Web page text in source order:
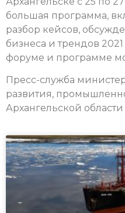
большая программа,
разбор кейсов,
бизнеса и трендов
форуме и программе
Пресс-служба
развития,
Архангельской области